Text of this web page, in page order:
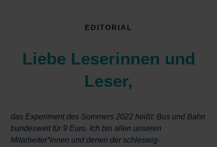
EDITORIAL
Liebe Leserinnen und
Leser,
das Experiment des Sommers 2022 heißt: Bus und Bahn
bundesweit für 9 Euro. Ich bin allen unseren
Mitarbeiter*innen und denen der schleswig-